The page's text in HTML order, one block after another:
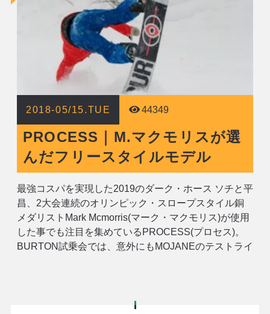
2018-05/15.TUE 44349
PROCESS｜M.マクモリスが選
んだフリースタイルモデル
最強コスパを実現した2019のダーク・ホース ソチと平
昌、2大会連続のオリンピック・スロープスタイル銅
メダリストMark Mcmorris(マーク・マクモリス)が使用
した事でも注目を集めているPROCESS(プロセス)。
BURTON試乗会では、意外にもMOJANEのテストライ